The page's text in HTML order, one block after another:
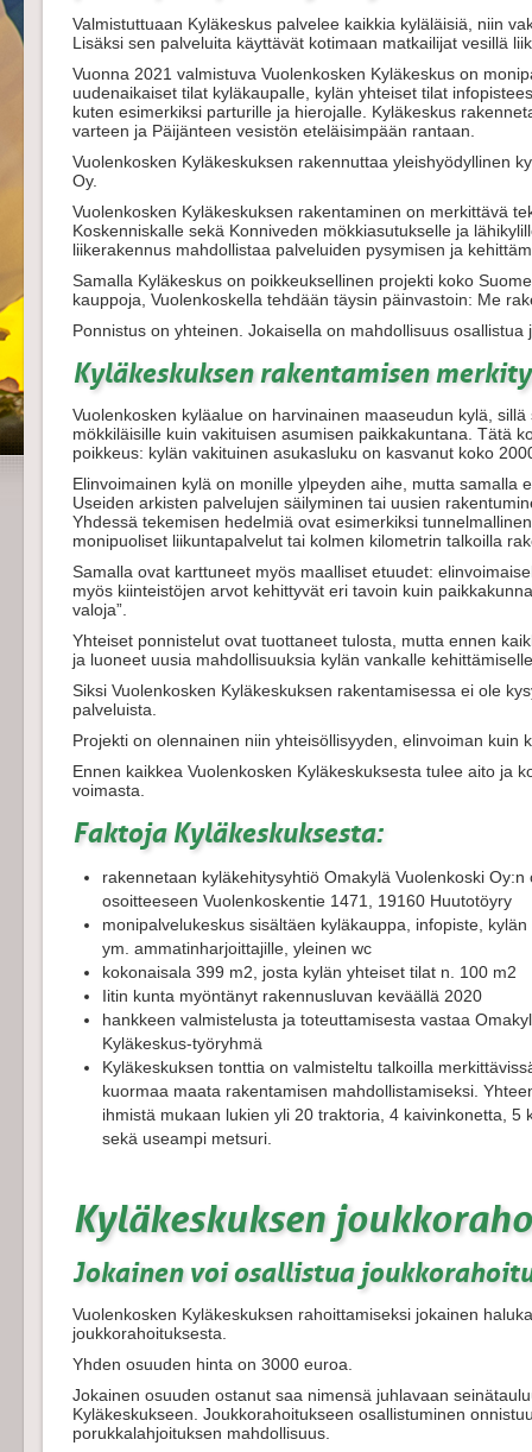
Valmistuttuaan Kyläkeskus palvelee kaikkia kyläläisiä, niin
Lisäksi sen palveluita käyttävät kotimaan matkailijat vesillä
Vuonna 2021 valmistuva Vuolenkosken Kyläkeskus on
uudenaikaiset tilat kyläkaupalle, kylän yhteiset tilat
kuten esimerkiksi parturille ja hierojalle. Kyläkeskus
varteen ja Päijänteen vesistön eteläisimpään rantaan.
Vuolenkosken Kyläkeskuksen rakennuttaa yleishyödyllinen
Oy.
Vuolenkosken Kyläkeskuksen rakentaminen on merkittävä
Koskenniskalle sekä Konniveden mökkiasutukselle ja
liikerakennus mahdollistaa palveluiden pysymisen ja
Samalla Kyläkeskus on poikkeuksellinen projekti koko
kauppoja, Vuolenkoskella tehdään täysin päinvastoin: Me
Ponnistus on yhteinen. Jokaisella on mahdollisuus
Kyläkeskuksen rakentamisen
Vuolenkosken kyläalue on harvinainen maaseudun kylä,
mökkiläisille kuin vakituisen asumisen paikkakuntana. Tätä
poikkeus: kylän vakituinen asukasluku on kasvanut koko
Elinvoimainen kylä on monille ylpeyden aihe, mutta samalla
Useiden arkisten palvelujen säilyminen tai uusien
Yhdessä tekemisen hedelmiä ovat esimerkiksi
monipuoliset liikuntapalvelut tai kolmen kilometrin talkoilla
Samalla ovat karttuneet myös maalliset etuudet:
myös kiinteistöjen arvot kehittyvät eri tavoin kuin
valoja”.
Yhteiset ponnistelut ovat tuottaneet tulosta, mutta ennen
ja luoneet uusia mahdollisuuksia kylän vankalle
Siksi Vuolenkosken Kyläkeskuksen rakentamisessa ei ole
palveluista.
Projekti on olennainen niin yhteisöllisyyden, elinvoiman kuin
Ennen kaikkea Vuolenkosken Kyläkeskuksesta tulee aito ja
voimasta.
Faktoja Kyläkeskuksesta:
rakennetaan kyläkehitysyhtiö Omakylä Vuolenkoski
osoitteeseen Vuolenkoskentie 1471, 19160 Huutotöyry
monipalvelukeskus sisältäen kyläkauppa, infopiste,
ym. ammatinharjoittajille, yleinen wc
kokonaisala 399 m2, josta kylän yhteiset tilat n. 100 m2
Iitin kunta myöntänyt rakennusluvan keväällä 2020
hankkeen valmistelusta ja toteuttamisesta vastaa
Kyläkeskus-työryhmä
Kyläkeskuksen tonttia on valmisteltu talkoilla
kuormaa maata rakentamisen mahdollistamiseksi.
ihmistä mukaan lukien yli 20 traktoria, 4 kaivinkonetta,
sekä useampi metsuri.
Kyläkeskuksen
Jokainen voi osallistua
Vuolenkosken Kyläkeskuksen rahoittamiseksi jokainen
joukkorahoituksesta.
Yhden osuuden hinta on 3000 euroa.
Jokainen osuuden ostanut saa nimensä juhlavaan
Kyläkeskukseen. Joukkorahoitukseen osallistuminen
porukkalahjoituksen mahdollisuus.